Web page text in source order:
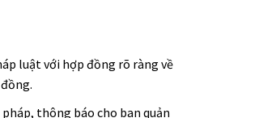
luật với hợp đồng rõ ràng về
thông báo cho ban quản